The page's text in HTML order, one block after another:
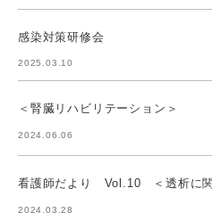
感染対策研修会
2025.03.10
＜腎臓リハビリテーション＞
2024.06.06
看護師だより Vol.10 ＜透析に
2024.03.28